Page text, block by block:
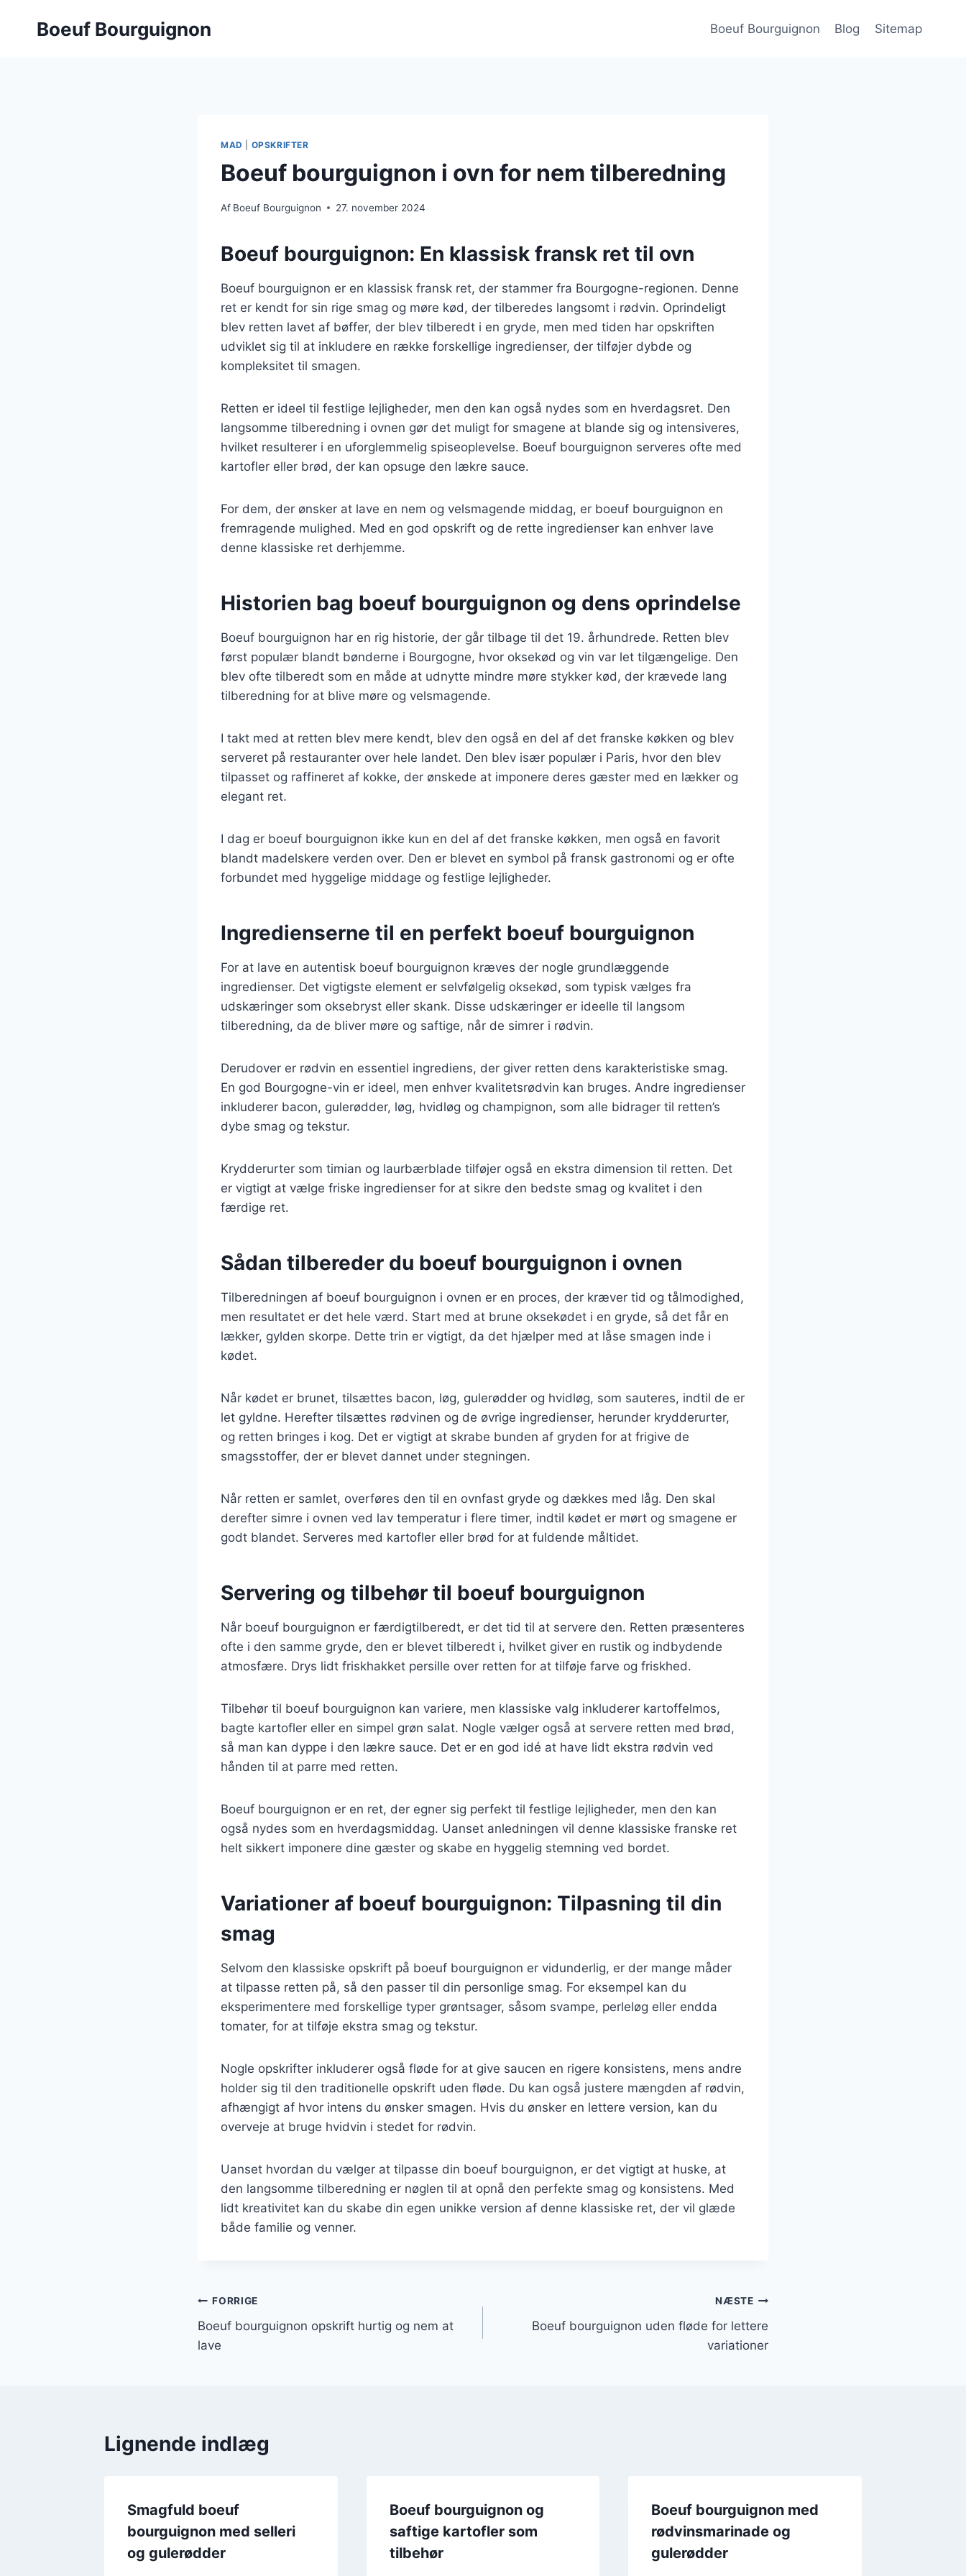
Boeuf Bourguignon Boeuf Bourguignon Blog Sitemap
MAD OPSKRIFTER
Boeuf bourguignon i ovn for nem tilberedning
Af Boeuf Bourguignon 27. november 2024
Boeuf bourguignon: En klassisk fransk ret til ovn
Boeuf bourguignon er en klassisk fransk ret, der stammer fra Bourgogne-regionen. Denne
ret er kendt for sin rige smag og møre kød, der tilberedes langsomt i rødvin. Oprindeligt
blev retten lavet af bøffer, der blev tilberedt i en gryde, men med tiden har opskriften
udviklet sig til at inkludere en række forskellige ingredienser, der tilføjer dybde og
kompleksitet til smagen.
Retten er ideel til festlige lejligheder, men den kan også nydes som en hverdagsret. Den
langsomme tilberedning i ovnen gør det muligt for smagene at blande sig og intensiveres,
hvilket resulterer i en uforglemmelig spiseoplevelse. Boeuf bourguignon serveres ofte med
kartofler eller brød, der kan opsuge den lækre sauce.
For dem, der ønsker at lave en nem og velsmagende middag, er boeuf bourguignon en
fremragende mulighed. Med en god opskrift og de rette ingredienser kan enhver lave
denne klassiske ret derhjemme.
Historien bag boeuf bourguignon og dens oprindelse
Boeuf bourguignon har en rig historie, der går tilbage til det 19. århundrede. Retten blev
først populær blandt bønderne i Bourgogne, hvor oksekød og vin var let tilgængelige. Den
blev ofte tilberedt som en måde at udnytte mindre møre stykker kød, der krævede lang
tilberedning for at blive møre og velsmagende.
I takt med at retten blev mere kendt, blev den også en del af det franske køkken og blev
serveret på restauranter over hele landet. Den blev især populær i Paris, hvor den blev
tilpasset og raffineret af kokke, der ønskede at imponere deres gæster med en lækker og
elegant ret.
I dag er boeuf bourguignon ikke kun en del af det franske køkken, men også en favorit
blandt madelskere verden over. Den er blevet en symbol på fransk gastronomi og er ofte
forbundet med hyggelige middage og festlige lejligheder.
Ingredienserne til en perfekt boeuf bourguignon
For at lave en autentisk boeuf bourguignon kræves der nogle grundlæggende
ingredienser. Det vigtigste element er selvfølgelig oksekød, som typisk vælges fra
udskæringer som oksebryst eller skank. Disse udskæringer er ideelle til langsom
tilberedning, da de bliver møre og saftige, når de simrer i rødvin.
Derudover er rødvin en essentiel ingrediens, der giver retten dens karakteristiske smag.
En god Bourgogne-vin er ideel, men enhver kvalitetsrødvin kan bruges. Andre ingredienser
inkluderer bacon, gulerødder, løg, hvidløg og champignon, som alle bidrager til retten’s
dybe smag og tekstur.
Krydderurter som timian og laurbærblade tilføjer også en ekstra dimension til retten. Det
er vigtigt at vælge friske ingredienser for at sikre den bedste smag og kvalitet i den
færdige ret.
Sådan tilbereder du boeuf bourguignon i ovnen
Tilberedningen af boeuf bourguignon i ovnen er en proces, der kræver tid og tålmodighed,
men resultatet er det hele værd. Start med at brune oksekødet i en gryde, så det får en
lækker, gylden skorpe. Dette trin er vigtigt, da det hjælper med at låse smagen inde i
kødet.
Når kødet er brunet, tilsættes bacon, løg, gulerødder og hvidløg, som sauteres, indtil de er
let gyldne. Herefter tilsættes rødvinen og de øvrige ingredienser, herunder krydderurter,
og retten bringes i kog. Det er vigtigt at skrabe bunden af gryden for at frigive de
smagsstoffer, der er blevet dannet under stegningen.
Når retten er samlet, overføres den til en ovnfast gryde og dækkes med låg. Den skal
derefter simre i ovnen ved lav temperatur i flere timer, indtil kødet er mørt og smagene er
godt blandet. Serveres med kartofler eller brød for at fuldende måltidet.
Servering og tilbehør til boeuf bourguignon
Når boeuf bourguignon er færdigtilberedt, er det tid til at servere den. Retten præsenteres
ofte i den samme gryde, den er blevet tilberedt i, hvilket giver en rustik og indbydende
atmosfære. Drys lidt friskhakket persille over retten for at tilføje farve og friskhed.
Tilbehør til boeuf bourguignon kan variere, men klassiske valg inkluderer kartoffelmos,
bagte kartofler eller en simpel grøn salat. Nogle vælger også at servere retten med brød,
så man kan dyppe i den lækre sauce. Det er en god idé at have lidt ekstra rødvin ved
hånden til at parre med retten.
Boeuf bourguignon er en ret, der egner sig perfekt til festlige lejligheder, men den kan
også nydes som en hverdagsmiddag. Uanset anledningen vil denne klassiske franske ret
helt sikkert imponere dine gæster og skabe en hyggelig stemning ved bordet.
Variationer af boeuf bourguignon: Tilpasning til din
smag
Selvom den klassiske opskrift på boeuf bourguignon er vidunderlig, er der mange måder
at tilpasse retten på, så den passer til din personlige smag. For eksempel kan du
eksperimentere med forskellige typer grøntsager, såsom svampe, perleløg eller endda
tomater, for at tilføje ekstra smag og tekstur.
Nogle opskrifter inkluderer også fløde for at give saucen en rigere konsistens, mens andre
holder sig til den traditionelle opskrift uden fløde. Du kan også justere mængden af rødvin,
afhængigt af hvor intens du ønsker smagen. Hvis du ønsker en lettere version, kan du
overveje at bruge hvidvin i stedet for rødvin.
Uanset hvordan du vælger at tilpasse din boeuf bourguignon, er det vigtigt at huske, at
den langsomme tilberedning er nøglen til at opnå den perfekte smag og konsistens. Med
lidt kreativitet kan du skabe din egen unikke version af denne klassiske ret, der vil glæde
både familie og venner.
Indlægsnavigation
FORRIGE
Boeuf bourguignon opskrift hurtig og nem at
lave
NÆSTE
Boeuf bourguignon uden fløde for lettere
variationer
Lignende indlæg
Smagfuld boeuf
bourguignon med selleri
og gulerødder
Boeuf bourguignon og
saftige kartofler som
tilbehør
Boeuf bourguignon med
rødvinsmarinade og
gulerødder